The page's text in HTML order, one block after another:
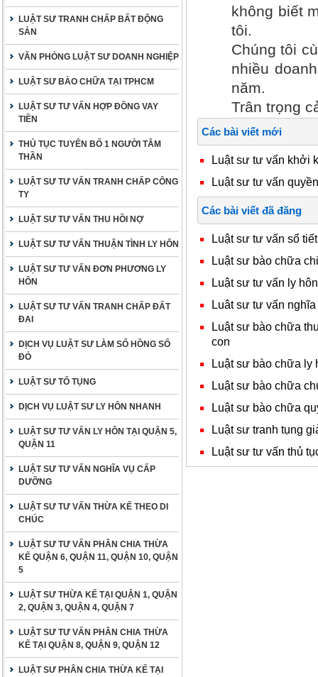
LUẬT SƯ TRANH CHẤP BẤT ĐỘNG
SẢN
VĂN PHÒNG LUẬT SƯ DOANH NGHIỆP
LUẬT SƯ BÀO CHỮA TẠI TPHCM
LUẬT SƯ TƯ VẤN HỢP ĐỒNG VAY
TIỀN
THỦ TỤC TUYÊN BỐ 1 NGƯỜI TÂM
THẦN
LUẬT SƯ TƯ VẤN TRANH CHẤP CÔNG
TY
LUẬT SƯ TƯ VẤN THU HỒI NỢ
LUẬT SƯ TƯ VẤN THUẬN TÌNH LY HÔN
LUẬT SƯ TƯ VẤN ĐƠN PHƯƠNG LY
HÔN
LUẬT SƯ TƯ VẤN TRANH CHẤP ĐẤT
ĐAI
DỊCH VỤ LUẬT SƯ LÀM SỔ HỒNG SỔ
ĐỎ
LUẬT SƯ TỐ TỤNG
DỊCH VỤ LUẬT SƯ LY HÔN NHANH
LUẬT SƯ TƯ VẤN LY HÔN TẠI QUẬN 5,
QUẬN 11
LUẬT SƯ TƯ VẤN NGHĨA VỤ CẤP
DƯỠNG
LUẬT SƯ TƯ VẤN THỪA KẾ THEO DI
CHÚC
LUẬT SƯ TƯ VẤN PHÂN CHIA THỪA
KẾ QUẬN 6, QUẬN 11, QUẬN 10, QUẬN
5
LUẬT SƯ THỪA KẾ TẠI QUẬN 1, QUẬN
2, QUẬN 3, QUẬN 4, QUẬN 7
LUẬT SƯ TƯ VẤN PHÂN CHIA THỪA
KẾ TẠI QUẬN 8, QUẬN 9, QUẬN 12
LUẬT SƯ PHÂN CHIA THỪA KẾ TẠI
không biết
tôi.
Chúng tôi
nhiều
năm.
Trân trọng
Các bài viết mới
Luật sư tư vấn khởi
Luật sư tư vấn
Các bài viết đã đăng
Luật sư tư vấn sổ
Luật sư bào chữa
Luật sư tư vấn ly
Luât sư tư vấn
Luật sư bào chữa
con
Luật sư bào chữa ly
Luật sư bào chữa
Luật sư bào chữa
Luật sư tranh tụng
Luật sư tư vấn thủ